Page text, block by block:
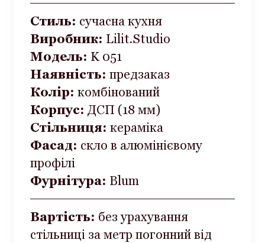
Стиль: сучасна кухня
Виробник: Lilit.Studio
Модель: K 051
Наявність: предзаказ
Колір: комбінований
Корпус: ДСП (18 мм)
Стільниця: кераміка
Фасад: скло в алюмінієвому
профілі
Фурнітура: Blum
Вартість: без урахування
стільниці за метр погонний від